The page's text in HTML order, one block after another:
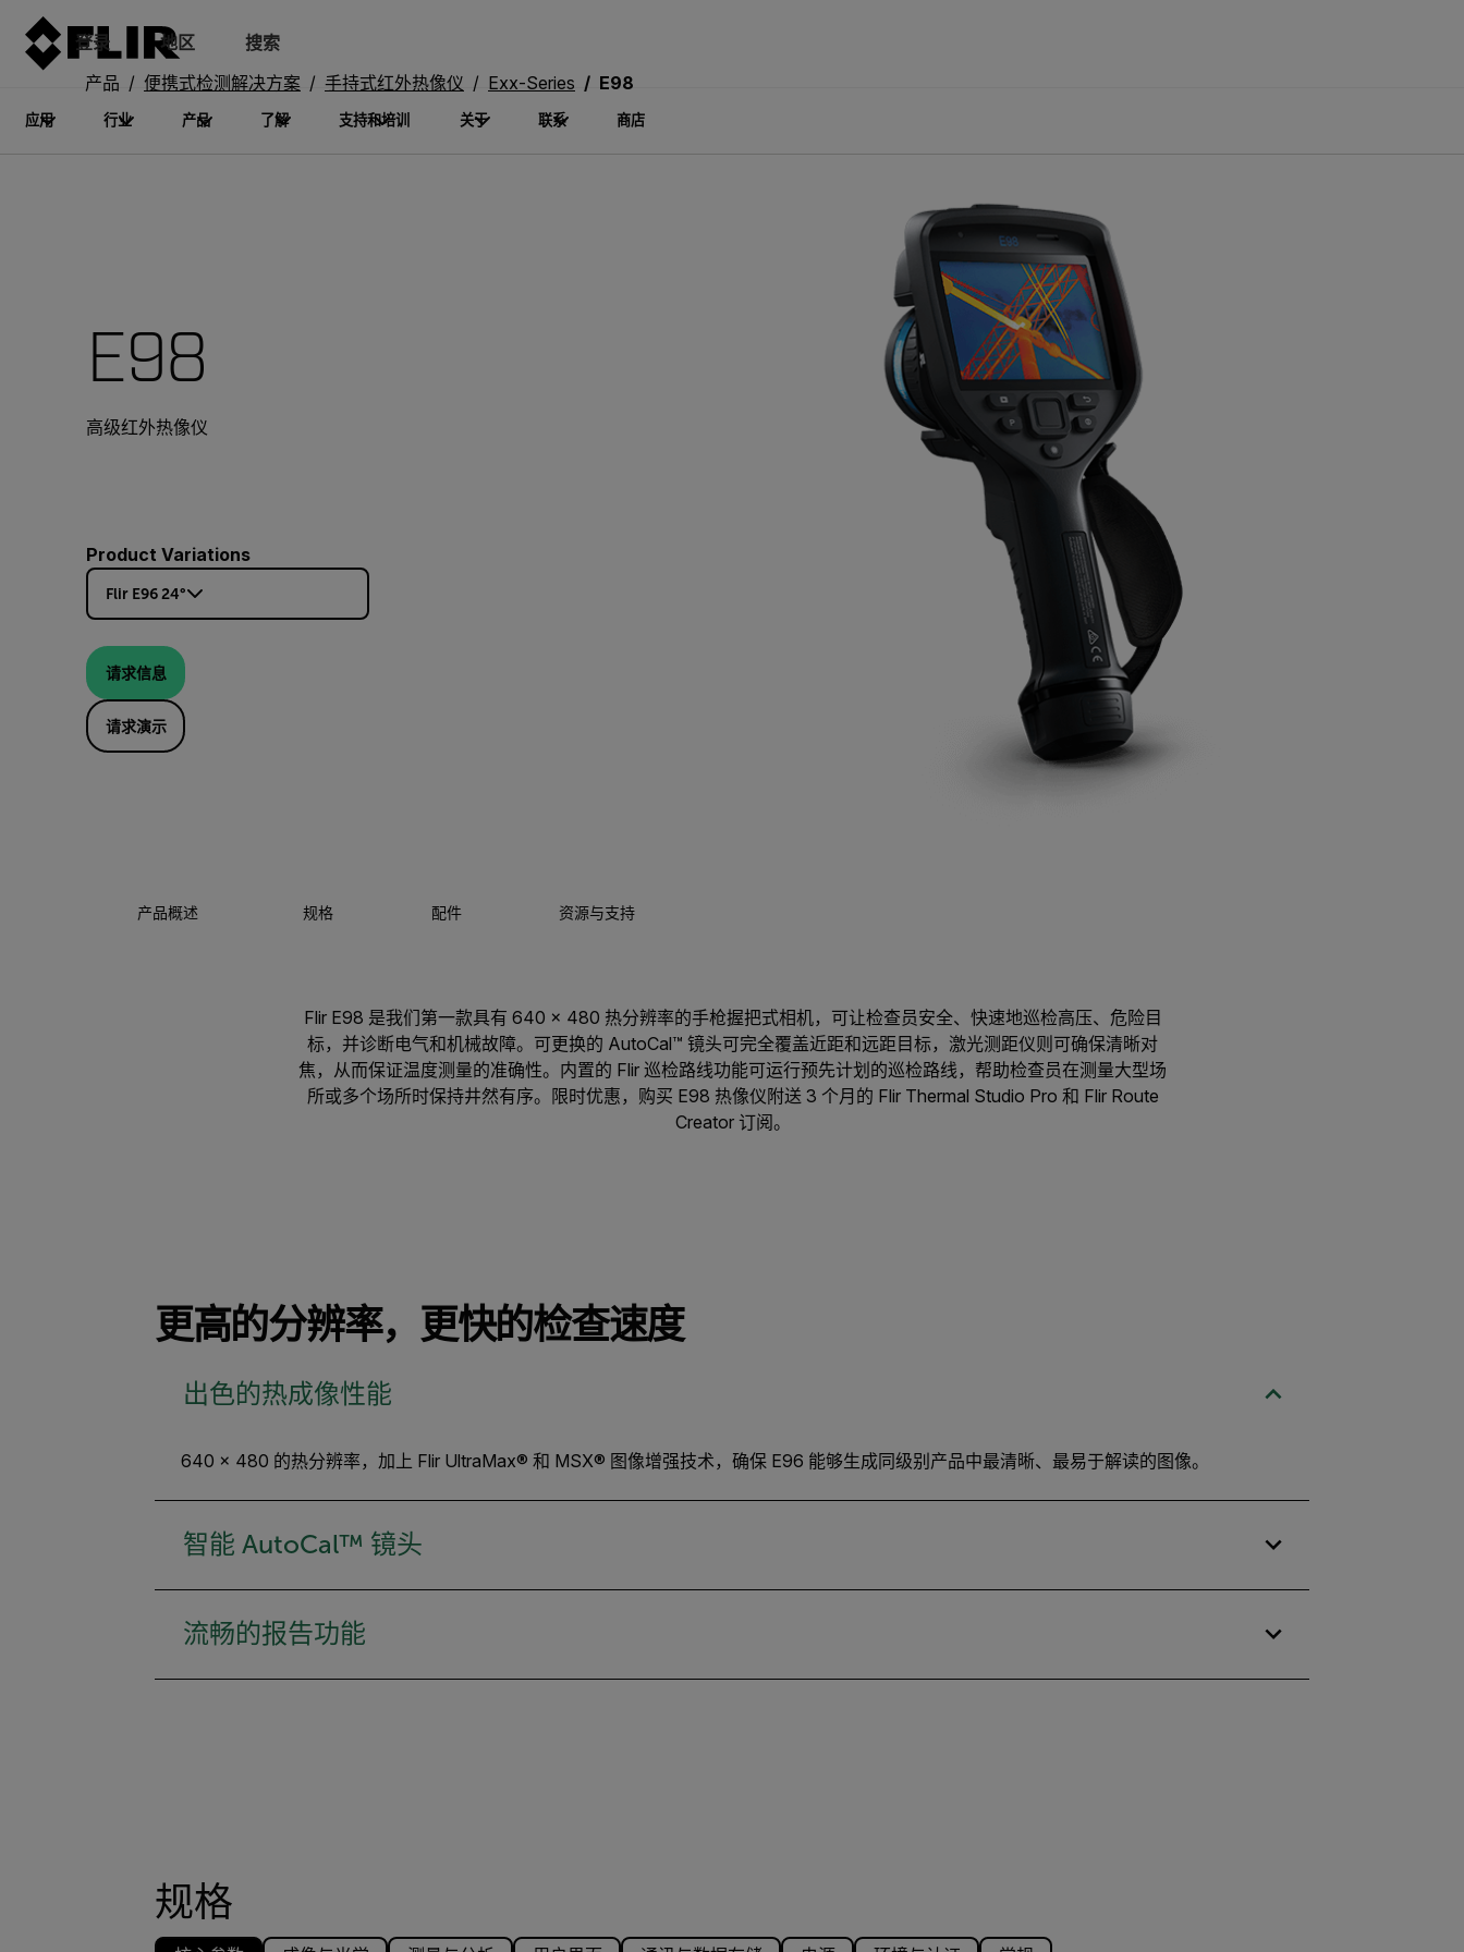
登录 地区 搜索
应用 行业 产品 了解 支持和培训 关于 联系 商店
产品 便携式检测解决方案 手持式红外热像仪 Exx-Series E98
E98
高级红外热像仪
Product Variations
Flir E96 24°
请求信息
请求演示
产品概述 规格 配件 资源与支持
Flir E98 是我们第一款具有 640 × 480 热分辨率的手枪握把式相机，可让检查员安全、快速地巡检高压、危险目
标，并诊断电气和机械故障。可更换的 AutoCal™ 镜头可完全覆盖近距和远距目标，激光测距仪则可确保清晰对
焦，从而保证温度测量的准确性。内置的 Flir 巡检路线功能可运行预先计划的巡检路线，帮助检查员在测量大型场
所或多个场所时保持井然有序。限时优惠，购买 E98 热像仪附送 3 个月的 Flir Thermal Studio Pro 和 Flir Route
Creator 订阅。
更高的分辨率，更快的检查速度
出色的热成像性能
640 × 480 的热分辨率，加上 Flir UltraMax® 和 MSX® 图像增强技术，确保 E96 能够生成同级别产品中最清晰、最易于解读的图像。
智能 AutoCal™ 镜头
流畅的报告功能
规格